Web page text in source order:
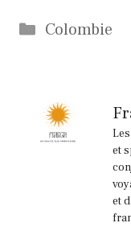
Catégories
Colombie
et
et